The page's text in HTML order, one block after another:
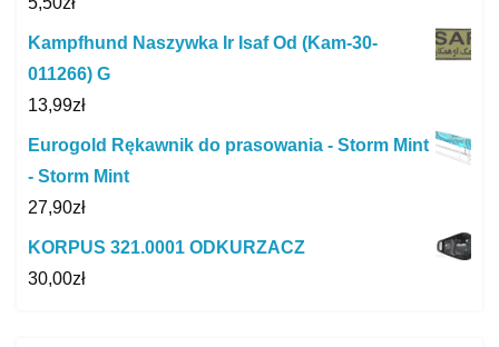
Kampfhund Naszywka Ir Isaf Od (Kam-30-
011266) G
13,99zł
Eurogold Rękawnik do prasowania - Storm Mint
- Storm Mint
27,90zł
KORPUS 321.0001 ODKURZACZ
30,00zł